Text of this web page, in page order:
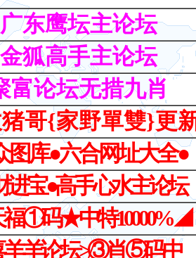
广东鹰坛主论坛
金狐高手主论坛
富论坛无措九肖
哥{家野單雙}更
图库●六合网址大全●
进宝●高手心水主论坛
①码★中特10000%◢
羊羊论坛≯③肖⑤码中